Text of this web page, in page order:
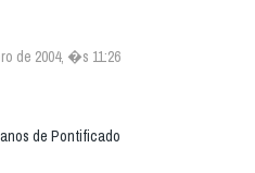
de 2004, �s 11:26
de Pontificado